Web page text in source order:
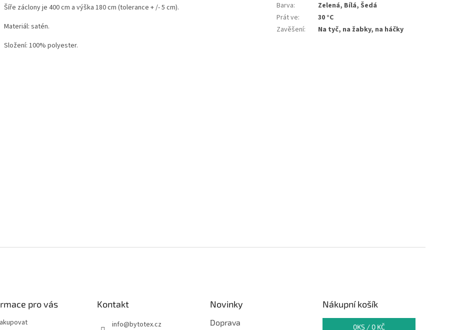
Šíře záclony je 400 cm a výška 180 cm (tolerance + /- 5 cm).
Materiál: satén.
Složení: 100% polyester.
Barva:
Zelená, Bílá, Šedá
Prát ve:
30 °C
Zavěšení: Na tyč, na žabky, na háčky
pro vás Kontakt
info@bytotex.cz
Novinky
Doprava
Nákupní košík
0KS / 0 KČ